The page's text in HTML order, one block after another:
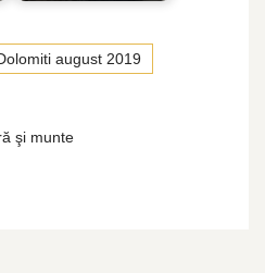
august 2019
şi munte